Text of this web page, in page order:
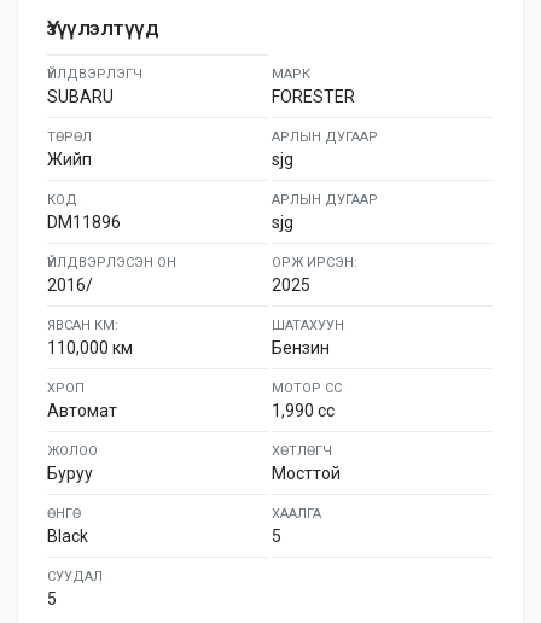
Үзүүлэлтүүд
ҮЙЛДВЭРЛЭГЧ
SUBARU
МАРК
FORESTER
ТӨРӨЛ
Жийп
АРЛЫН ДУГААР
sjg
КОД
DM11896
АРЛЫН ДУГААР
sjg
ҮЙЛДВЭРЛЭСЭН ОН
2016/
ОРЖ ИРСЭН:
2025
ЯВСАН КМ:
110,000 км
ШАТАХУУН
Бензин
ХРОП
Автомат
МОТОР СС
1,990 cc
ЖОЛОО
Буруу
ХӨТЛӨГЧ
Мосттой
ӨНГӨ
Black
ХААЛГА
5
СУУДАЛ
5